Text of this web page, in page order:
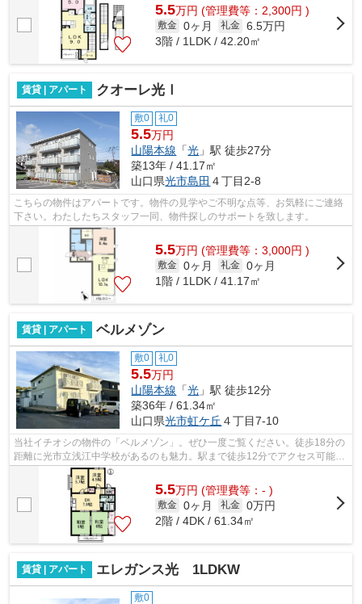
5.5万円 (管理費等：2,300円 )
敷金 0ヶ月 礼金 6.5万円
3階 / 1LDK / 42.20㎡
賃貸 | アパート クオーレ光Ⅰ
敷0 礼0
5.5万円
山陽本線 「光 」駅 徒歩27分
築13年 / 41.17㎡
山口県光市島田 ４丁目2-8
こちらの物件はアパートです。物件の見学やご不明な点等、お気軽にご連絡
下さい。わたしたちスタッフ一同、物件探しのサポートを致します。
5.5万円 (管理費等：3,000円 )
敷金 0ヶ月 礼金 0ヶ月
1階 / 1LDK / 41.17㎡
賃貸 | アパート ベルメゾン
敷0 礼0
5.5万円
山陽本線 「光 」駅 徒歩12分
築36年 / 61.34㎡
山口県光市虹ケ丘 ４丁目7-10
当社イチオシの物件の「ベルメゾン」。ぜひ一度ご覧ください。徒歩18分の
距離に光市立浅江中学校があるのも魅力。駅まで徒歩12分でアクセス可能な
物件です。こちらの物件はアパートで...
5.5万円 (管理費等：- )
敷金 0ヶ月 礼金 0万円
2階 / 4DK / 61.34㎡
賃貸 | アパート エレガンス光 1LDKW
敷0